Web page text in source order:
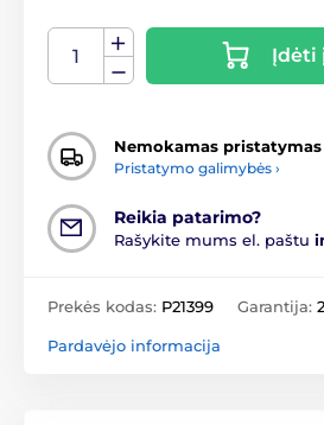
Įdėti
Nemokamas pristatymas
Pristatymo galimybės ›
Reikia patarimo?
Rašykite mums el. paštu
Prekės kodas: P21399 Garantija:
Pardavėjo informacija